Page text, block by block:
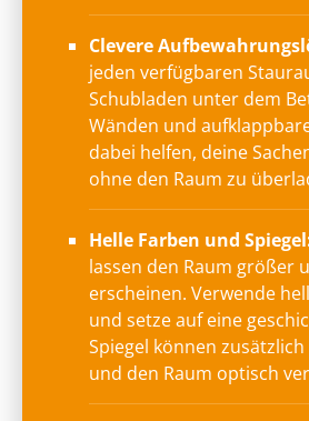
Clevere
jeden verfügbaren
Schubladen unter dem
Wänden und
dabei helfen, deine
ohne den Raum zu
Helle Farben und
lassen den Raum größer
erscheinen. Verwende
und setze auf eine
Spiegel können
und den Raum optisch